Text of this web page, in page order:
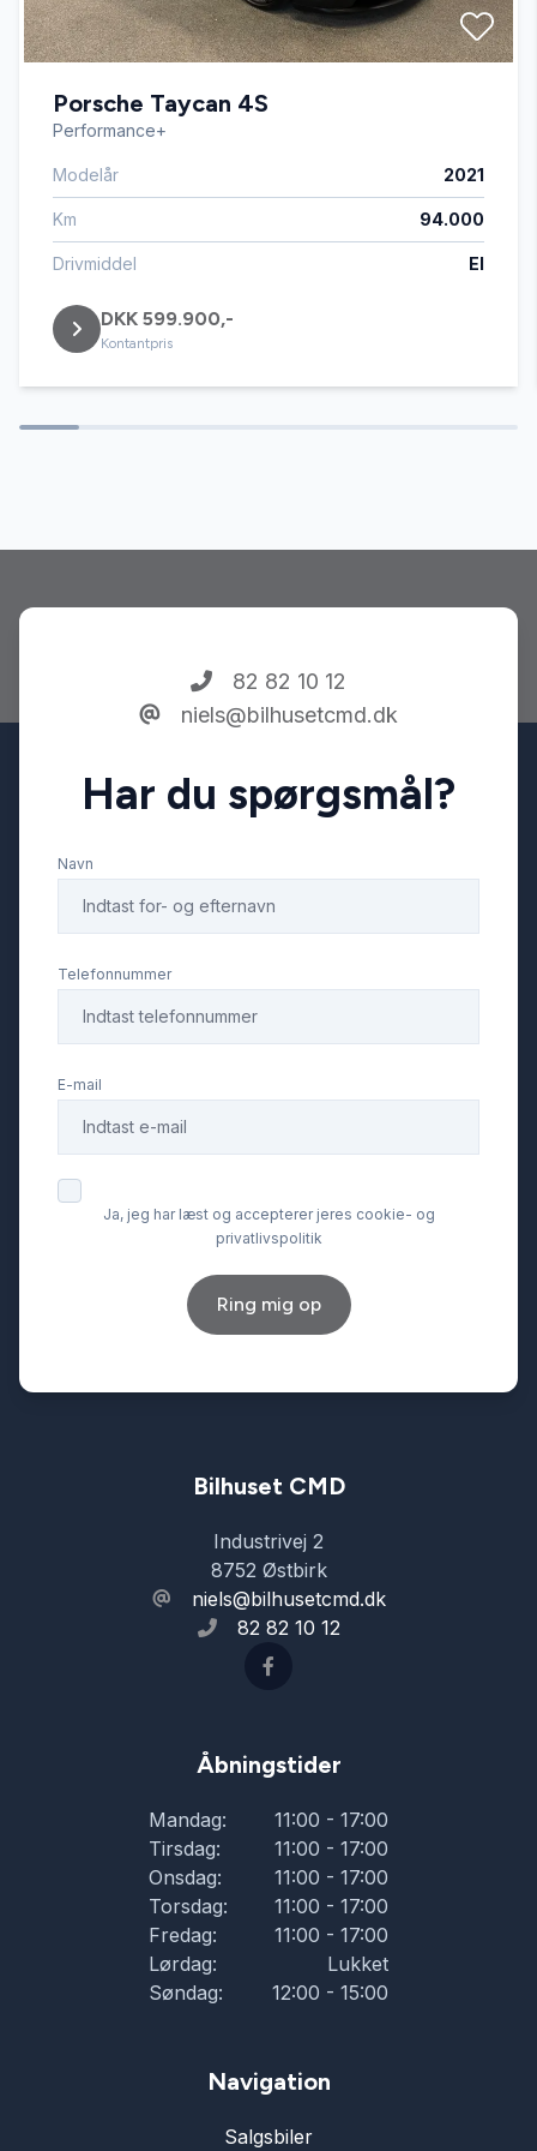
Automatisk nødbremse
DAB radio
Delvis lædersæder
Digitalt cockpit
El-klapbare sidespejle med varme
Fjernbetjent centrallås
Fuld LED forlygter
Glastag
Infocenter
Isofix
Kamera 360 grader
Nøglefri betjening
Parkeringssensor bagved
Parkeringssensor foran
Skiltegenkendelse
Splitbagsæder
Svingbart anhængertræk
Porsche Taycan 4S
Performance+
Modelår 2021
Km 94.000
Drivmiddel El
DKK 599.900,-
Kontantpris
82 82 10 12
niels@bilhusetcmd.dk
Har du spørgsmål?
Navn
Telefonnummer
E-mail
Ja, jeg har læst og accepterer jeres cookie- og
privatlivspolitik
Ring mig op
Bilhuset CMD
Industrivej 2
8752 Østbirk
niels@bilhusetcmd.dk
82 82 10 12
Åbningstider
Mandag:
11:00 - 17:00
Tirsdag:
11:00 - 17:00
Onsdag:
11:00 - 17:00
Torsdag:
11:00 - 17:00
Fredag:
11:00 - 17:00
Lørdag:
Lukket
Søndag:
12:00 - 15:00
Navigation
Salgsbiler